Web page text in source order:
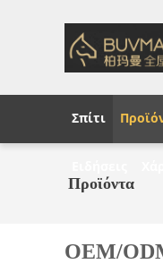
Σπίτι
Προϊόντα
OEM/